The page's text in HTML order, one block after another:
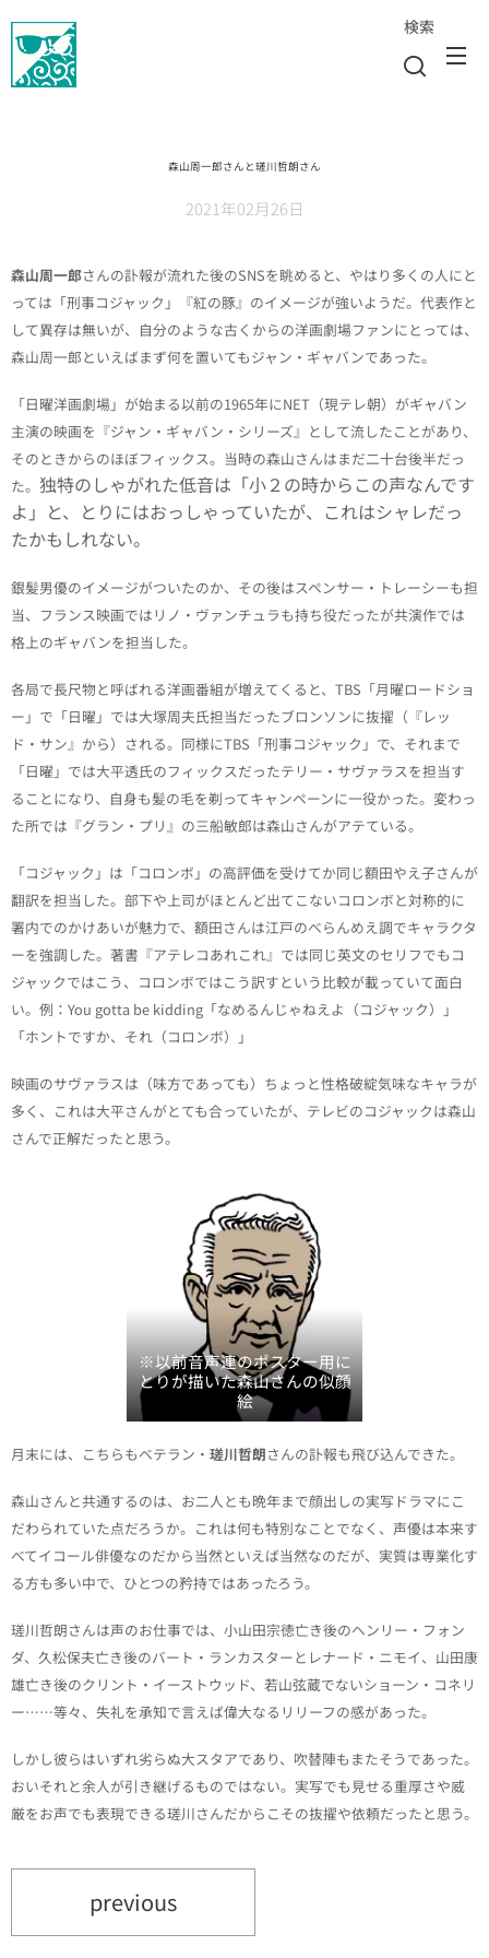
検索
森山周一郎さんと瑳川哲朗さん
2021年02月26日
森山周一郎さんの訃報が流れた後のSNSを眺めると、やはり多くの人にと
っては「刑事コジャック」『紅の豚』のイメージが強いようだ。代表作と
して異存は無いが、自分のような古くからの洋画劇場ファンにとっては、
森山周一郎といえばまず何を置いてもジャン・ギャバンであった。
「日曜洋画劇場」が始まる以前の1965年にNET（現テレ朝）がギャバン
主演の映画を『ジャン・ギャバン・シリーズ』として流したことがあり、
そのときからのほぼフィックス。当時の森山さんはまだ二十台後半だっ
た。 独特のしゃがれた低音は「小２の時からこの声なんです
よ」と、とりにはおっしゃっていたが、これはシャレだっ
たかもしれない。
銀髪男優のイメージがついたのか、その後はスペンサー・トレーシーも担
当、フランス映画ではリノ・ヴァンチュラも持ち役だったが共演作では
格上のギャバンを担当した。
各局で長尺物と呼ばれる洋画番組が増えてくると、TBS「月曜ロードショ
ー」で「日曜」では大塚周夫氏担当だったブロンソンに抜擢（『レッ
ド・サン』から）される。同様にTBS「刑事コジャック」で、それまで
「日曜」では大平透氏のフィックスだったテリー・サヴァラスを担当す
ることになり、自身も髪の毛を剃ってキャンペーンに一役かった。 変わっ
た所では『グラン・プリ』の三船敏郎は森山さんがアテている。
「コジャック」は「コロンボ」の高評価を受けてか同じ額田やえ子さんが
翻訳を担当した。部下や上司がほとんど出てこないコロンボと対称的に
署内でのかけあいが魅力で、額田さんは江戸のべらんめえ調でキャラクタ
ーを強調した。著書『アテレコあれこれ』では同じ英文のセリフでもコ
ジャックではこう、コロンボではこう訳すという比較が載っていて面白
い。例：You gotta be kidding「なめるんじゃねえよ（コジャック）」
「ホントですか、それ（コロンボ）」
映画のサヴァラスは（味方であっても）ちょっと性格破綻気味なキャラが
多く、これは大平さんがとても合っていたが、テレビのコジャックは森山
さんで正解だったと思う。
※以前音声連のポスター用に
とりが描いた森山さんの似顔
絵
月末には、こちらもベテラン・ 瑳川哲朗さんの訃報も飛び込んできた。
森山さんと共通するのは、お二人とも晩年まで顔出しの実写ドラマにこ
だわられていた点だろうか。これは何も特別なことでなく、声優は本来す
べてイコール俳優なのだから当然といえば当然なのだが、実質は専業化す
る方も多い中で、ひとつの矜持ではあったろう。
瑳川哲朗さんは声のお仕事では、小山田宗徳亡き後のヘンリー・フォン
ダ、久松保夫亡き後のバート・ランカスターとレナード・ニモイ、山田康
雄亡き後のクリント・イーストウッド、若山弦蔵でないショーン・コネリ
ー……等々、失礼を承知で言えば偉大なるリリーフの感があった。
しかし彼らはいずれ劣らぬ大スタアであり、吹替陣もまたそうであった。
おいそれと余人が引き継げるものではない。実写でも見せる重厚さや威
厳をお声でも表現できる瑳川さんだからこその抜擢や依頼だったと思う。
previous